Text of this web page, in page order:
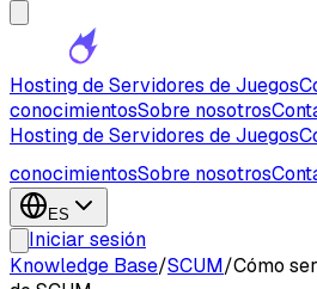
Hosting de Servidores de Juegos
conocimientosSobre nosotros
Hosting de Servidores de Juegos
conocimientosSobre nosotros
ES
Iniciar sesión
Knowledge Base/SCUM/Cómo